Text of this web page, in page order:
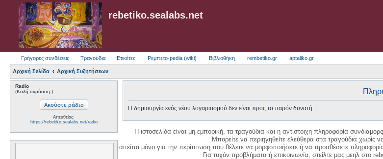
rebetiko.sealabs.net
Γρήγορες συνδέσεις Τραγούδια Ετικέτες Ρεμπετο-pedia (wiki) Βιβλιοθήκη rembetiko.gr aptaliko.gr
Αρχική Σελίδα Αρχική Συζητήσεων
Radio
(Καλή ακρόαση )..
Απευθείας:
https://rebetiko.sealabs.net/radio
Η δημιουργία ενός νέου λογαριασμού δεν είναι προς το παρόν δυνατή.
Η ιστοσελίδα είναι μη εμπορική, τα τραγούδια και η αντίστοιχη πληροφορία
Μπορείτε να περιηγηθείτε ελεύθερα στα τραγούδια χωρίς
Η δημιουργία λογαριασμού απαιτείται μόνο για την περίπτωση που θέλετε να μορφοποιήσετε ή να προσθέσετε
Για τυχόν προβλήματα ή επικοινωνία, στείλτε μας μεηλ στο